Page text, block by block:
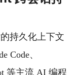
持久化上下文
Code、
等主流 AI 编程